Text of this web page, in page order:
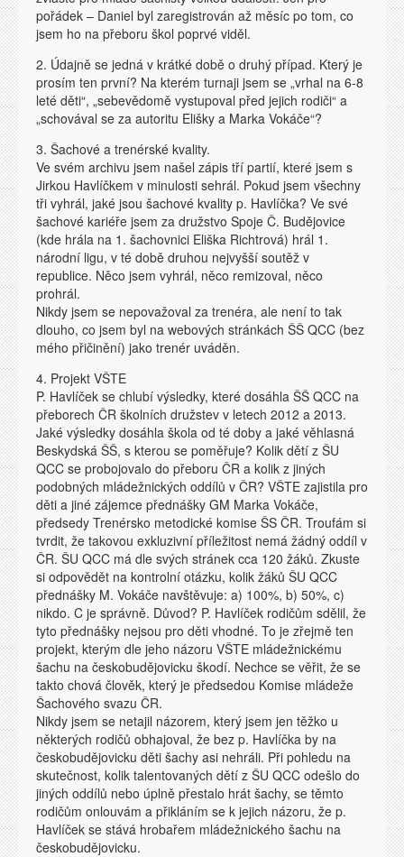
pořádek – Daniel byl zaregistrován až měsíc po tom, co
jsem ho na přeboru škol poprvé viděl.
2. Údajně se jedná v krátké době o druhý případ. Který je
prosím ten první? Na kterém turnaji jsem se „vrhal na 6-8
leté děti“, „sebevědomě vystupoval před jejich rodiči“ a
„schovával se za autoritu Elišky a Marka Vokáče“?
3. Šachové a trenérské kvality.
Ve svém archivu jsem našel zápis tří partií, které jsem s
Jirkou Havlíčkem v minulosti sehrál. Pokud jsem všechny
tři vyhrál, jaké jsou šachové kvality p. Havlíčka? Ve své
šachové kariéře jsem za družstvo Spoje Č. Budějovice
(kde hrála na 1. šachovnici Eliška Richtrová) hrál 1.
národní ligu, v té době druhou nejvyšší soutěž v
republice. Něco jsem vyhrál, něco remizoval, něco
prohrál.
Nikdy jsem se nepovažoval za trenéra, ale není to tak
dlouho, co jsem byl na webových stránkách ŠŠ QCC (bez
mého přičinění) jako trenér uváděn.
4. Projekt VŠTE
P. Havlíček se chlubí výsledky, které dosáhla ŠŠ QCC na
přeborech ČR školních družstev v letech 2012 a 2013.
Jaké výsledky dosáhla škola od té doby a jaké věhlasná
Beskydská ŠŠ, s kterou se poměřuje? Kolik dětí z ŠU
QCC se probojovalo do přeboru ČR a kolik z jiných
podobných mládežnických oddílů v ČR? VŠTE zajistila pro
děti a jiné zájemce přednášky GM Marka Vokáče,
předsedy Trenérsko metodické komise ŠS ČR. Troufám si
tvrdit, že takovou exkluzivní příležitost nemá žádný oddíl v
ČR. ŠU QCC má dle svých stránek cca 120 žáků. Zkuste
si odpovědět na kontrolní otázku, kolik žáků ŠU QCC
přednášky M. Vokáče navštěvuje: a) 100%, b) 50%, c)
nikdo. C je správně. Důvod? P. Havlíček rodičům sdělil, že
tyto přednášky nejsou pro děti vhodné. To je zřejmě ten
projekt, kterým dle jeho názoru VŠTE mládežnickému
šachu na českobudějovicku škodí. Nechce se věřit, že se
takto chová člověk, který je předsedou Komise mládeže
Šachového svazu ČR.
Nikdy jsem se netajil názorem, který jsem jen těžko u
některých rodičů obhajoval, že bez p. Havlíčka by na
českobudějovicku děti šachy asi nehráli. Při pohledu na
skutečnost, kolik talentovaných dětí z ŠU QCC odešlo do
jiných oddílů nebo úplně přestalo hrát šachy, se těmto
rodičům onlouvám a přikláním se k jejich názoru, že p.
Havlíček se stává hrobařem mládežnického šachu na
českobudějovicku.